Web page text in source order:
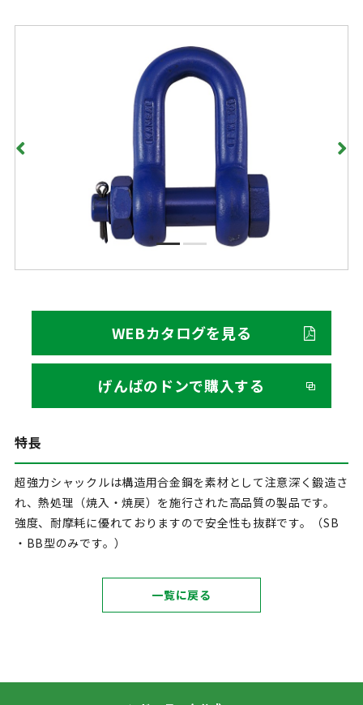
WEBカタログを見る
げんばのドンで購入する
特長
超強力シャックルは構造用合金鋼を素材として注意深く鍛造さ
れ、熱処理（焼入・焼戻）を施行された高品質の製品です。
強度、耐摩耗に優れておりますので安全性も抜群です。（SB
・BB型のみです。）
一覧に戻る